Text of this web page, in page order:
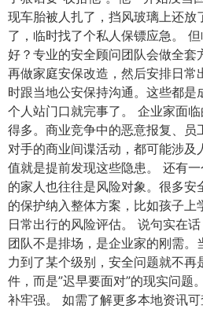
现车胎被人扎了，挡风玻璃上还放
了，临时找了个私人保镖应急。
好？专业的安全顾问团队会做全套
再做家庭安保改造，然后安排日常
时跟当地公安保持沟通。这些都是
个人站门口就完事了。 企业家面
得多。商业竞争中的恶意报复、员
对手的商业间谍活动，都可能涉及
值就是提前发现这些隐患。 还有
的家人也往往是风险对象。很多安
的保护纳入整体方案，比如孩子上
日常出行的风险评估。 说句实在
团队不是排场，是企业家的刚需。
力到了某个级别，安全问题就不再
件，而是”迟早要面对”的现实问题
补牢强。 如需了解更多本地资讯